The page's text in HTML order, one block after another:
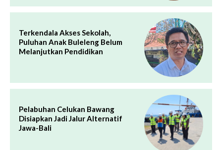
Terkendala Akses Sekolah,
Puluhan Anak Buleleng Belum
Melanjutkan Pendidikan
Pelabuhan Celukan Bawang
Disiapkan Jadi Jalur Alternatif
Jawa-Bali